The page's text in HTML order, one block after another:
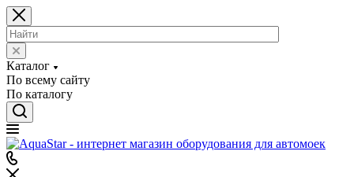
Каталог
По всему сайту
По каталогу